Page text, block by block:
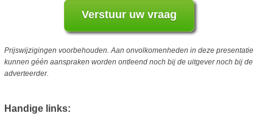
Prijswijzigingen voorbehouden. Aan onvolkomenheden in deze presentatie
kunnen géén aanspraken worden ontleend noch bij de uitgever noch bij de
adverteerder.
Handige links: